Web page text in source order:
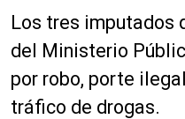
Los tres imputados
del Ministerio
por robo, porte
tráfico de drogas.